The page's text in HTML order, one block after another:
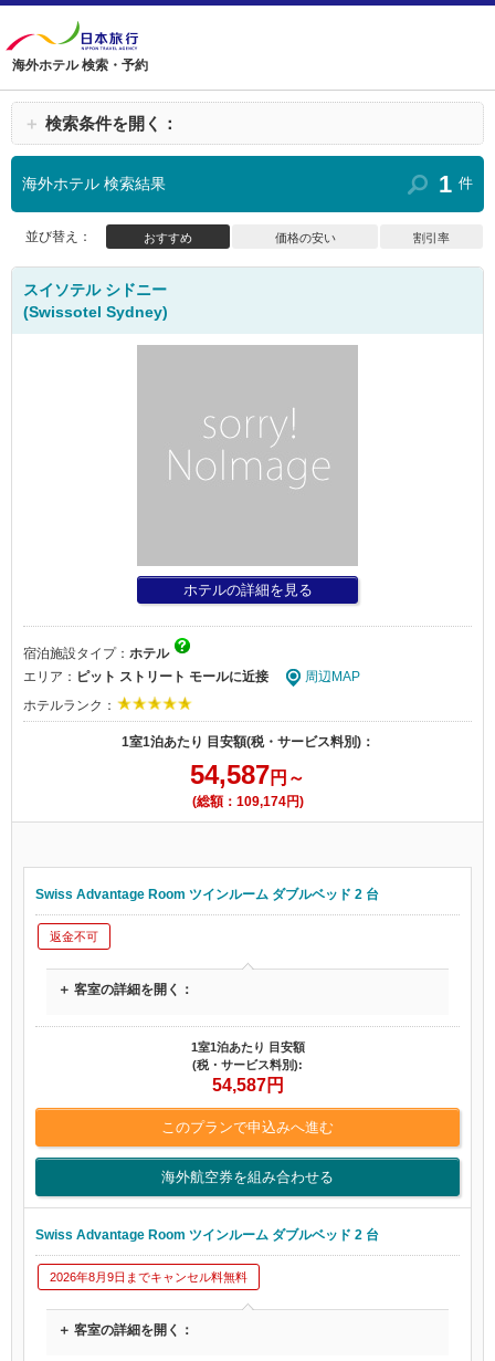
海外ホテル 検索・予約
＋ 検索条件を開く：
海外ホテル 検索結果 1 件
並び替え： おすすめ 価格の安い 割引率
スイソテル シドニー
(Swissotel Sydney)
ホテルの詳細を見る
宿泊施設タイプ： ホテル
エリア： ピット ストリート モールに近接
周辺MAP
ホテルランク：
1室1泊あたり 目安額(税・サービス料別)：
54,587円～
(総額：109,174円)
Swiss Advantage Room ツインルーム ダブルベッド 2 台
返金不可
＋ 客室の詳細を開く：
1室1泊あたり 目安額
(税・サービス料別):
54,587円
このプランで申込みへ進む
海外航空券を組み合わせる
Swiss Advantage Room ツインルーム ダブルベッド 2 台
2026年8月9日までキャンセル料無料
＋ 客室の詳細を開く：